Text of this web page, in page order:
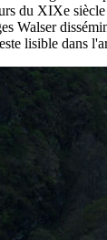
du XIXe
Walser
lisible dans